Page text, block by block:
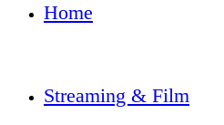
Home
Streaming & Film